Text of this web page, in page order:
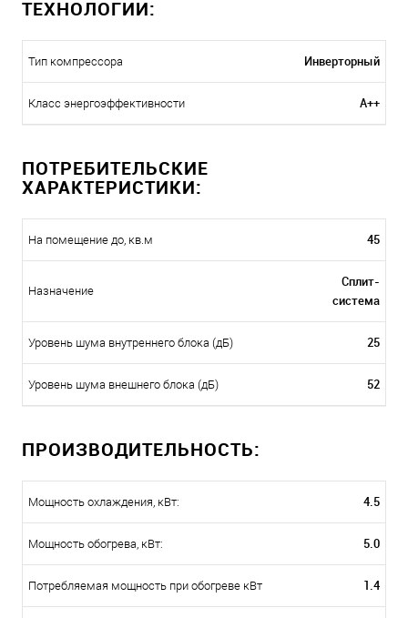
ТЕХНОЛОГИИ:
Тип компрессора Инверторный
Класс энергоэффективности A++
ПОТРЕБИТЕЛЬСКИЕ
ХАРАКТЕРИСТИКИ:
На помещение до, кв.м 45
Назначение
Сплит-
система
Уровень шума внутреннего блока (дБ) 25
Уровень шума внешнего блока (дБ) 52
ПРОИЗВОДИТЕЛЬНОСТЬ:
Мощность охлаждения, кВт: 4.5
Мощность обогрева, кВт: 5.0
Потребляемая мощность при обогреве кВт 1.4